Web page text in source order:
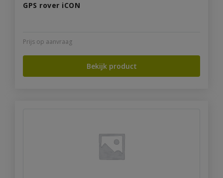
GPS rover iCON
Prijs op aanvraag
Bekijk product